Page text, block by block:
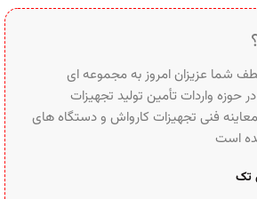
شما عزیزان امروز به مجموعه ای
حوزه واردات تأمین تولید تجهیزات
فنی تجهیزات کارواش و دستگاه های
است
تک